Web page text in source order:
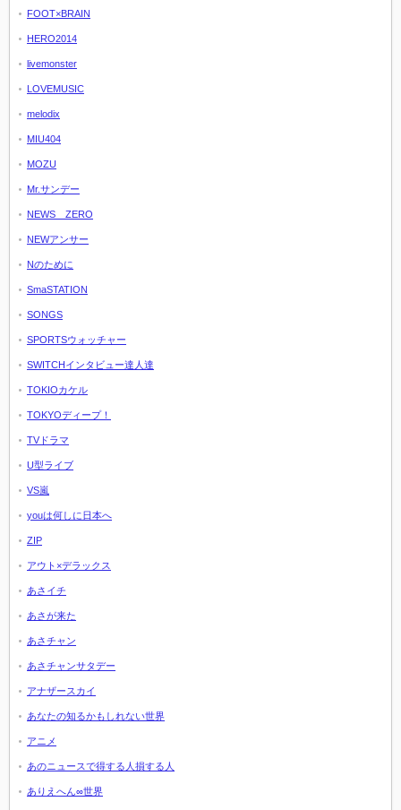
FOOT×BRAIN
HERO2014
livemonster
LOVEMUSIC
melodix
MIU404
MOZU
Mr.サンデー
NEWS ZERO
NEWアンサー
Nのために
SmaSTATION
SONGS
SPORTSウォッチャー
SWITCHインタビュー達人達
TOKIOカケル
TOKYOディープ！
TVドラマ
U型ライブ
VS嵐
youは何しに日本へ
ZIP
アウト×デラックス
あさイチ
あさが来た
あさチャン
あさチャンサタデー
アナザースカイ
あなたの知るかもしれない世界
アニメ
あのニュースで得する人損する人
ありえへん∞世界